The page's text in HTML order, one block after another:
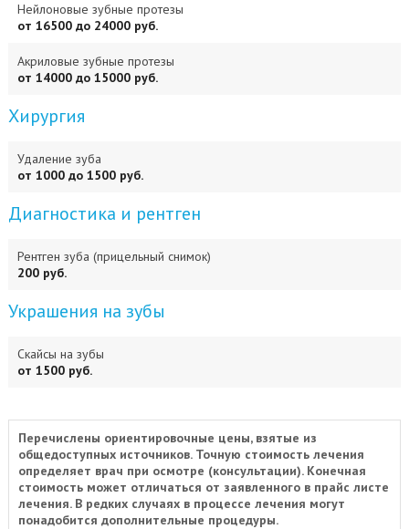
Нейлоновые зубные протезы
от 16500 до 24000 руб.
Акриловые зубные протезы
от 14000 до 15000 руб.
Хирургия
Удаление зуба
от 1000 до 1500 руб.
Диагностика и рентген
Рентген зуба (прицельный снимок)
200 руб.
Украшения на зубы
Скайсы на зубы
от 1500 руб.
Перечислены ориентировочные цены, взятые из
общедоступных источников. Точную стоимость лечения
определяет врач при осмотре (консультации). Конечная
стоимость может отличаться от заявленного в прайс листе
лечения. В редких случаях в процессе лечения могут
понадобится дополнительные процедуры.